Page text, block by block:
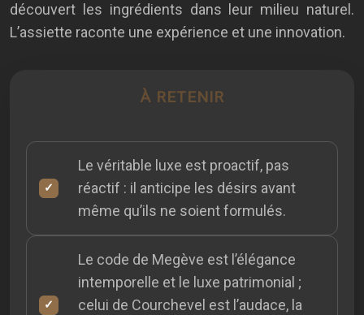
découvert les ingrédients dans leur milieu naturel.
L’assiette raconte une expérience et une innovation.
À RETENIR
Le véritable luxe est proactif, pas
réactif : il anticipe les désirs avant
même qu’ils ne soient formulés.
Le code de Megève est l’élégance
intemporelle et le luxe patrimonial ;
celui de Courchevel est l’audace, la